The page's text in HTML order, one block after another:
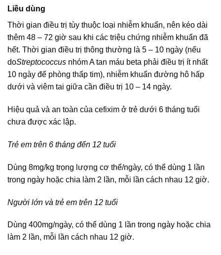
Liều dùng
Thời gian điều trị tùy thuộc loại nhiễm khuẩn, nên kéo dài
thêm 48 – 72 giờ sau khi các triệu chứng nhiễm khuẩn đã
hết. Thời gian điều trị thông thường là 5 – 10 ngày (nếu
doStreptococcus nhóm A tan máu beta phải điều trị ít nhất
10 ngày để phòng thấp tim), nhiễm khuẩn đường hô hấp
dưới và viêm tai giữa cần điều trị 10 – 14 ngày.
Hiệu quả và an toàn của cefixim ở trẻ dưới 6 tháng tuổi
chưa được xác lập.
Trẻ em trên 6 tháng đến 12 tuổi
Dùng 8mg/kg trọng lượng cơ thể/ngày, có thể dùng 1 lần
trong ngày hoặc chia làm 2 lần, mỗi lần cách nhau 12 giờ.
Người lớn và trẻ em trên 12 tuổi
Dùng 400mg/ngày, có thể dùng 1 lần trong ngày hoặc chia
làm 2 lần, mỗi lần cách nhau 12 giờ.